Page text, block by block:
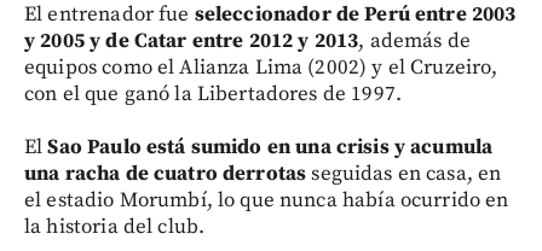
El entrenador fue seleccionador de Perú entre 2003
y 2005 y de Catar entre 2012 y 2013, además de
equipos como el Alianza Lima (2002) y el Cruzeiro,
con el que ganó la Libertadores de 1997.
ElSao Paulo está sumido en una crisis y acumula
una racha de cuatro derrotasseguidas en casa, en
el estadio Morumbí, lo que nunca había ocurrido en
la historia del club.